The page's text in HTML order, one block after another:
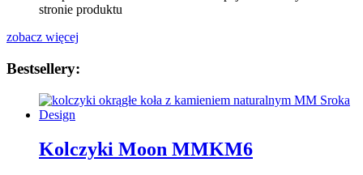
stronie produktu
zobacz więcej
Bestsellery:
Kolczyki Moon MMKM6